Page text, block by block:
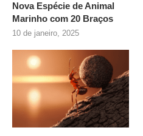
Nova Espécie de Animal
Marinho com 20 Braços
10 de janeiro, 2025